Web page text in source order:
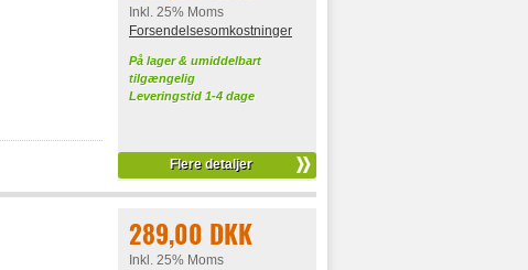
Inkl. 25% Moms
Forsendelsesomkostninger
På lager & umiddelbart
tilgængelig
Leveringstid 1-4 dage
Flere detaljer
289,00 DKK
Inkl. 25% Moms